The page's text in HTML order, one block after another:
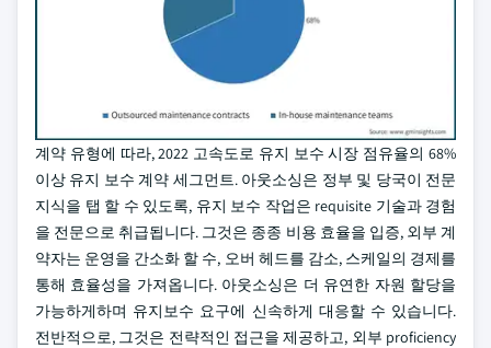
계약 유형에 따라, 2022 고속도로 유지 보수 시장 점유율의 68%
이상 유지 보수 계약 세그먼트. 아웃소싱은 정부 및 당국이 전문
지식을 탭 할 수 있도록, 유지 보수 작업은 requisite 기술과 경험
을 전문으로 취급됩니다. 그것은 종종 비용 효율을 입증, 외부 계
약자는 운영을 간소화 할 수, 오버 헤드를 감소, 스케일의 경제를
통해 효율성을 가져옵니다. 아웃소싱은 더 유연한 자원 할당을
가능하게하며 유지보수 요구에 신속하게 대응할 수 있습니다.
전반적으로, 그것은 전략적인 접근을 제공하고, 외부 proficiency